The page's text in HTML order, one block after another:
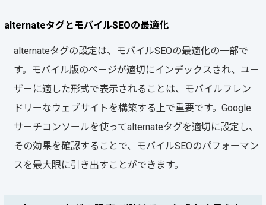
alternateタグとモバイルSEOの最適化
alternateタグの設定は、モバイルSEOの最適化の一部で
す。モバイル版のページが適切にインデックスされ、ユー
ザーに適した形式で表示されることは、モバイルフレン
ドリーなウェブサイトを構築する上で重要です。Google
サーチコンソールを使ってalternateタグを適切に設定し、
その効果を確認することで、モバイルSEOのパフォーマン
スを最大限に引き出すことができます。